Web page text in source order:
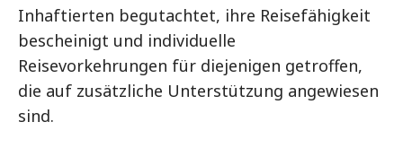
Inhaftierten begutachtet, ihre Reisefähigkeit
bescheinigt und individuelle
Reisevorkehrungen für diejenigen getroffen,
die auf zusätzliche Unterstützung angewiesen
sind.